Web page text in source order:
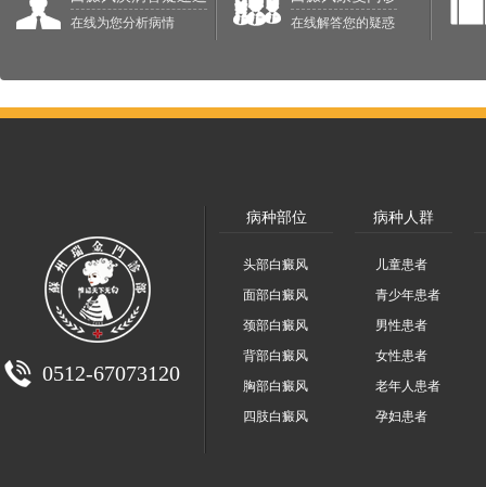
在线为您分析病情 在线解答您的疑惑
0512-67073120
病种部位 病种人群
头部白癜风
面部白癜风
颈部白癜风
背部白癜风
胸部白癜风
四肢白癜风
儿童患者
青少年患者
男性患者
女性患者
老年人患者
孕妇患者